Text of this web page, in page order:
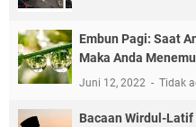
Embun Pagi: Saat
Maka Anda
Juni 12, 2022 Tidak
Bacaan Wirdul-